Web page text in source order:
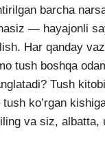
barcha
— hayajonli
Har qanday
tush boshqa
Tush
ko’rgan
va siz, albatta,